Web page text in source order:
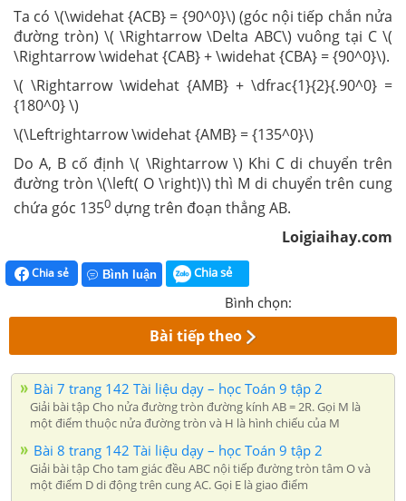
Ta có \(\widehat {ACB} = {90^0}\) (góc nội tiếp chắn nửa
đường tròn) \( \Rightarrow \Delta ABC\) vuông tại C \(
\Rightarrow \widehat {CAB} + \widehat {CBA} = {90^0}\).
\( \Rightarrow \widehat {AMB} + \dfrac{1}{2}{.90^0} =
{180^0} \)
\(\Leftrightarrow \widehat {AMB} = {135^0}\)
Do A, B cố định \( \Rightarrow \) Khi C di chuyển trên
đường tròn \(\left( O \right)\) thì M di chuyển trên cung
chứa góc 1350 dựng trên đoạn thẳng AB.
Loigiaihay.com
Chia sẻ Bình luận Chia sẻ
Bình chọn:
Bài tiếp theo
Bài 7 trang 142 Tài liệu dạy – học Toán 9 tập 2
Giải bài tập Cho nửa đường tròn đường kính AB = 2R. Gọi M là
một điểm thuộc nửa đường tròn và H là hình chiếu của M
Bài 8 trang 142 Tài liệu dạy – học Toán 9 tập 2
Giải bài tập Cho tam giác đều ABC nội tiếp đường tròn tâm O và
một điểm D di động trên cung AC. Gọi E là giao điểm